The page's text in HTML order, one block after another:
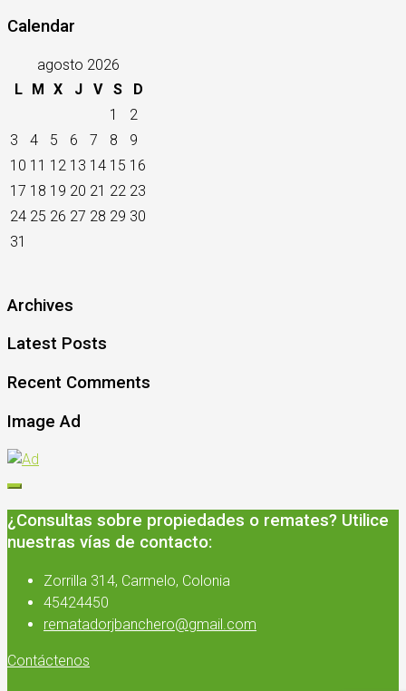
Calendar
agosto 2026
L
M X J V S
D
1
2
3
4 5 6 7 8
9
10 11 12 13 14 15 16
17 18 19 20 21 22 23
24 25 26 27 28 29 30
31
Archives
Latest Posts
Recent Comments
Image Ad
¿Consultas sobre propiedades o remates? Utilice
nuestras vías de contacto:
Zorrilla 314, Carmelo, Colonia
45424450
rematadorjbanchero@gmail.com
Contáctenos